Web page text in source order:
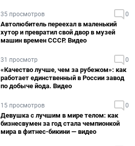
35 просмотров 0
Автолюбитель переехал в маленький
хутор и превратил свой двор в музей
машин времен СССР. Видео
31 просмотр 0
«Качество лучше, чем за рубежом»: как
работает единственный в России завод
по добыче йода. Видео
15 просмотров 0
Девушка с лучшим в мире телом: как
бизнесвумен за год стала чемпионкой
мира в фитнес-бикини — видео